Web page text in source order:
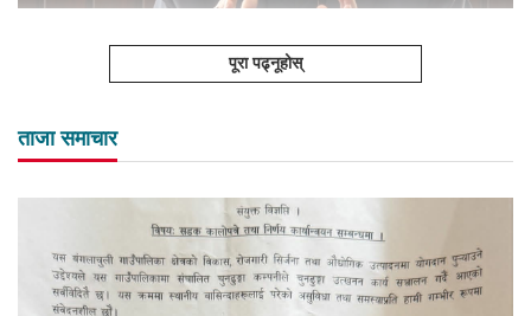
पूरा पढ्नूहोस्
ताजा समाचार